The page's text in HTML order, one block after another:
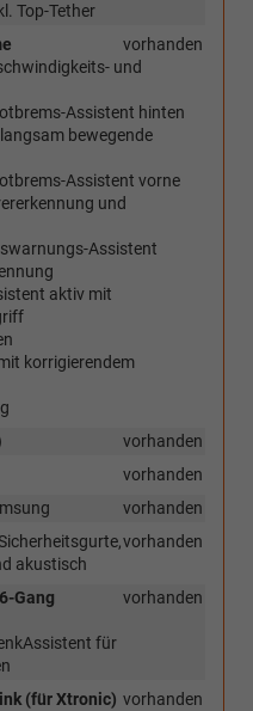
Top-Tether
vorhanden
und
Assistent hinten
bewegende
Assistent vorne
und
Assistent
aktiv mit
korrigierendem
vorhanden
vorhanden
vorhanden
vorhanden
akustisch
vorhanden
Gang
für
vorhanden
(für Xtronic)